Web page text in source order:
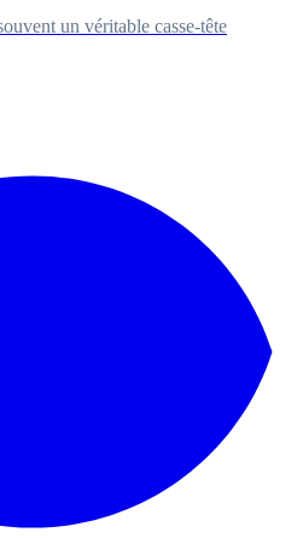
un véritable casse-tête